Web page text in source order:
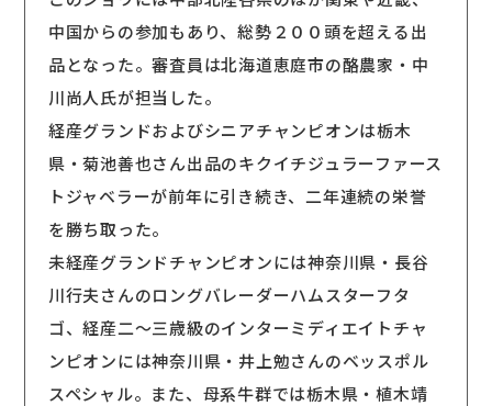
中国からの参加もあり、総勢２００頭を超える出
品となった。審査員は北海道恵庭市の酪農家・中
川尚人氏が担当した。
経産グランドおよびシニアチャンピオンは栃木
県・菊池善也さん出品のキクイチジュラーファース
トジャベラーが前年に引き続き、二年連続の栄誉
を勝ち取った。
未経産グランドチャンピオンには神奈川県・長谷
川行夫さんのロングバレーダーハムスターフタ
ゴ、経産二〜三歳級のインターミディエイトチャ
ンピオンには神奈川県・井上勉さんのベッスポル
スペシャル。また、母系牛群では栃木県・植木靖